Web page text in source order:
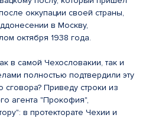
оккупации своей страны,
в Москву,
октября 1938 года.
в самой Чехословакии, так и
полностью подтвердили эту
сговора? Приведу строки из
агента "Прокофия",
в протекторате Чехии и